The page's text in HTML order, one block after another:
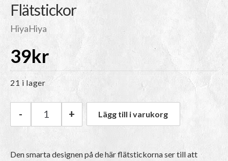
Flätstickor
HiyaHiya
39kr
21 i lager
HiyaHiya Flätstickor mängd
- + Lägg till i varukorg
Den smarta designen på de här flätstickorna ser till att